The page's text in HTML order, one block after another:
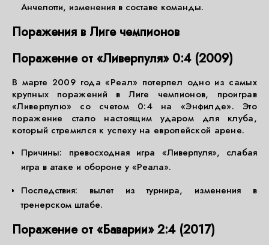
Анчелотти, изменения в составе команды.
Поражения в Лиге чемпионов
Поражение от «Ливерпуля» 0:4 (2009)
В марте 2009 года «Реал» потерпел одно из самых
крупных поражений в Лиге чемпионов, проиграв
«Ливерпулю» со счетом 0:4 на «Энфилде». Это
поражение стало настоящим ударом для клуба,
который стремился к успеху на европейской арене.
Причины: превосходная игра «Ливерпуля», слабая
игра в атаке и обороне у «Реала».
Последствия: вылет из турнира, изменения в
тренерском штабе.
Поражение от «Баварии» 2:4 (2017)